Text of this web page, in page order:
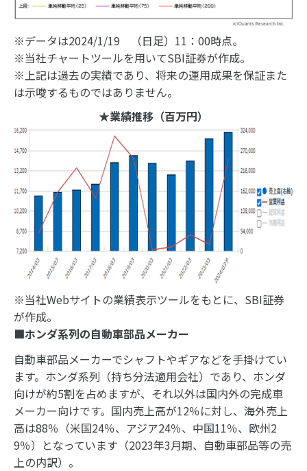
※データは2024/1/19 （日足）11：00時点。
※当社チャートツールを用いてSBI証券が作成。
※上記は過去の実績であり、将来の運用成果を保証また
は示唆するものではありません。
★業績推移（百万円）
※当社Webサイトの業績表示ツールをもとに、SBI証券
が作成。
■ホンダ系列の自動車部品メーカー
自動車部品メーカーでシャフトやギアなどを手掛けてい
ます。ホンダ系列（持ち分法適用会社）であり、ホンダ
向けが約5割を占めますが、それ以外は国内外の完成車
メーカー向けです。国内売上高が12％に対し、海外売上
高は88％（米国24％、アジア24％、中国11％、欧州2
9％）となっています（2023年3月期、自動車部品等の売
上の内訳）。